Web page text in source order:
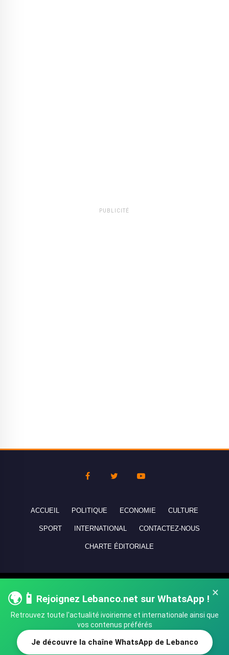
PUBLICITÉ
×
🌍📱 Rejoignez Lebanco.net sur WhatsApp !
Retrouvez toute l'actualité ivoirienne et internationale ainsi que
vos contenus préférés
Je découvre la chaîne WhatsApp de Lebanco
ACCUEIL POLITIQUE ECONOMIE CULTURE
SPORT INTERNATIONAL CONTACTEZ-NOUS
CHARTE ÉDITORIALE
réservés - All rights reserved.